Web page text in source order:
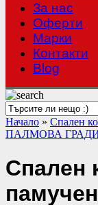
За нас
Оферти
Mарки
Контакти
Blog
Начало » Спален
ПАЛМОВА
Спален